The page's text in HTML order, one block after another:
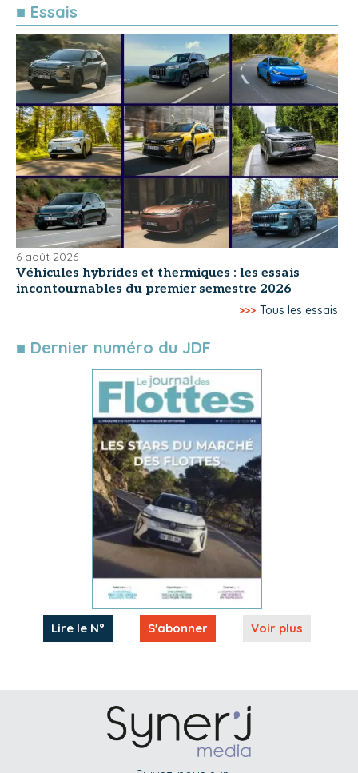
■ Essais
6 août 2026
Véhicules hybrides et thermiques : les essais
incontournables du premier semestre 2026
>>> Tous les essais
■ Dernier numéro du JDF
Lire le N° S'abonner Voir plus